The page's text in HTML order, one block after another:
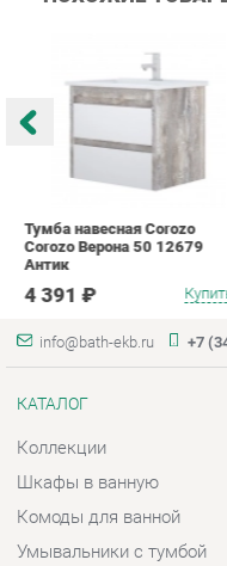
Купить
Corozo Верона 50 12679
Антик
4 391 ₽
info@bath-ekb.ru +7
Коллекции
Шкафы в ванную
Умывальники с тумбой
Умывальники
Экраны
ГОРОДА КОНТАКТЫ